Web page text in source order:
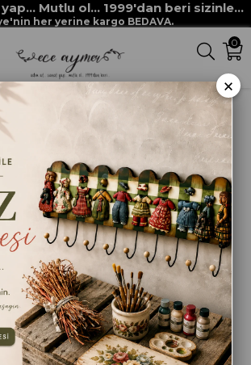
Mutlu ol... 1999'dan beri sizinle...
her yerine kargo BEDAVA.
0
RİCH PİRİNÇ DEKUPAJ KAĞITLARI
KOD 8497
×